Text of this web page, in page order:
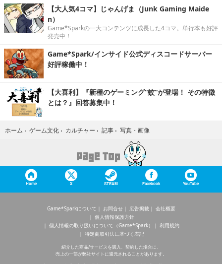
【大人気4コマ】じゃんげま（Junk Gaming Maide
n）
Game*Sparkの一大コンテンツに成長した4コマ。単行本も好評
発売中！
Game*Spark/インサイド公式ディスコードサーバー
好評稼働中！
【大喜利】『新種のゲーミング“蚊”が登場！ その特徴
とは？』回答募集中！
ホーム › ゲーム文化 › カルチャー › 記事 › 写真・画像
Home X STEAM Facebook YouTube
Game*Sparkについて お問合せ 広告掲載
会社概要
個人情報保護方針
個人情報の取り扱いについて（Game*Spark）
利用規約
特定商取引法に基づく表記
紹介した商品/サービスを購入、契約した場合に、
売上の一部が弊社サイトに還元されることがあります。